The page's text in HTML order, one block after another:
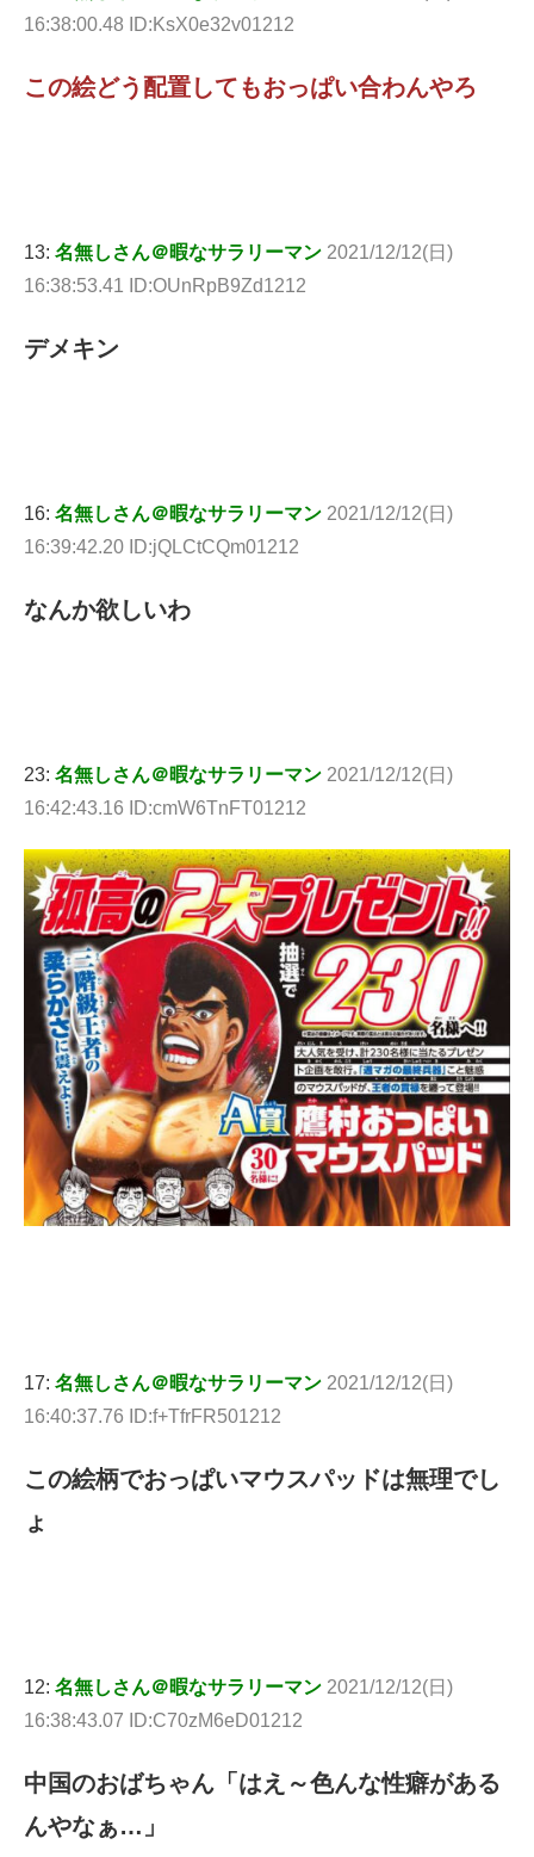
16:38:00.48 ID:KsX0e32v01212
この絵どう配置してもおっぱい合わんやろ
13: 名無しさん＠暇なサラリーマン 2021/12/12(日)
16:38:53.41 ID:OUnRpB9Zd1212
デメキン
16: 名無しさん＠暇なサラリーマン 2021/12/12(日)
16:39:42.20 ID:jQLCtCQm01212
なんか欲しいわ
23: 名無しさん＠暇なサラリーマン 2021/12/12(日)
16:42:43.16 ID:cmW6TnFT01212
17: 名無しさん＠暇なサラリーマン 2021/12/12(日)
16:40:37.76 ID:f+TfrFR501212
この絵柄でおっぱいマウスパッドは無理でし
ょ
12: 名無しさん＠暇なサラリーマン 2021/12/12(日)
16:38:43.07 ID:C70zM6eD01212
中国のおばちゃん「はえ～色んな性癖がある
んやなぁ…」